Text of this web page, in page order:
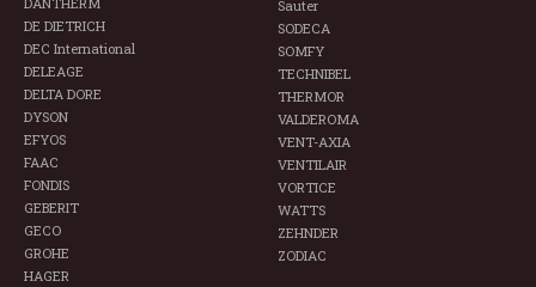
DE DIETRICH
DEC International
DELEAGE
DELTA DORE
DYSON
EFYOS
FAAC
FONDIS
GEBERIT
GECO
GROHE
HAGER
Sauter
SODECA
SOMFY
TECHNIBEL
THERMOR
VALDEROMA
VENT-AXIA
VENTILAIR
VORTICE
WATTS
ZEHNDER
ZODIAC